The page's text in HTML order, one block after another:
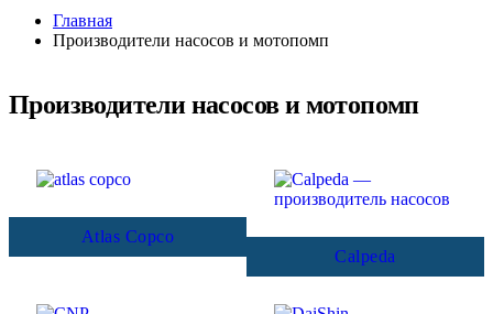
Главная
Производители насосов и мотопомп
Производители насосов и мотопомп
Atlas Copco
Calpeda